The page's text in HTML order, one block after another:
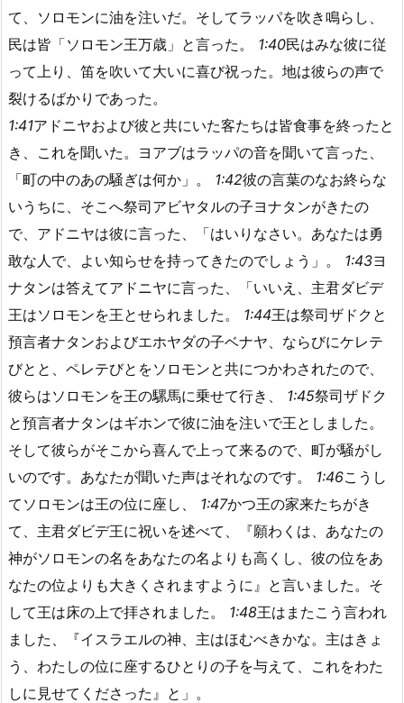
て、ソロモンに油を注いだ。そしてラッパを吹き鳴らし、
民は皆「ソロモン王万歳」と言った。 1:40民はみな彼に従
って上り、笛を吹いて大いに喜び祝った。地は彼らの声で
裂けるばかりであった。
1:41アドニヤおよび彼と共にいた客たちは皆食事を終ったと
き、これを聞いた。ヨアブはラッパの音を聞いて言った、
「町の中のあの騒ぎは何か」。 1:42彼の言葉のなお終らな
いうちに、そこへ祭司アビヤタルの子ヨナタンがきたの
で、アドニヤは彼に言った、「はいりなさい。あなたは勇
敢な人で、よい知らせを持ってきたのでしょう」。 1:43ヨ
ナタンは答えてアドニヤに言った、「いいえ、主君ダビデ
王はソロモンを王とせられました。 1:44王は祭司ザドクと
預言者ナタンおよびエホヤダの子ベナヤ、ならびにケレテ
びとと、ペレテびとをソロモンと共につかわされたので、
彼らはソロモンを王の騾馬に乗せて行き、 1:45祭司ザドク
と預言者ナタンはギホンで彼に油を注いで王としました。
そして彼らがそこから喜んで上って来るので、町が騒がし
いのです。あなたが聞いた声はそれなのです。 1:46こうし
てソロモンは王の位に座し、 1:47かつ王の家来たちがき
て、主君ダビデ王に祝いを述べて、『願わくは、あなたの
神がソロモンの名をあなたの名よりも高くし、彼の位をあ
なたの位よりも大きくされますように』と言いました。そ
して王は床の上で拝されました。 1:48王はまたこう言われ
ました、『イスラエルの神、主はほむべきかな。主はきょ
う、わたしの位に座するひとりの子を与えて、これをわた
しに見せてくださった』と」。